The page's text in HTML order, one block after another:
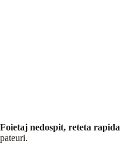
Foietaj nedospit, reteta rapida
pateuri.